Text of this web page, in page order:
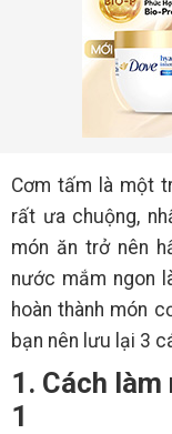
Cơm tấm là một
rất ưa chuộng,
món ăn trở nên
nước mắm ngon
hoàn thành món
bạn nên lưu lại 3
1. Cách
1